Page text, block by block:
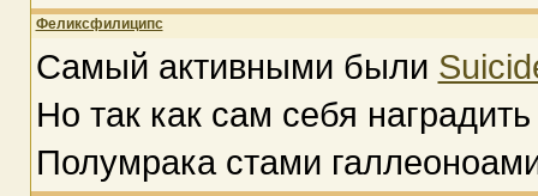
Феликсфилиципс
Самый активными были
Но так как сам себя
Полумрака стами